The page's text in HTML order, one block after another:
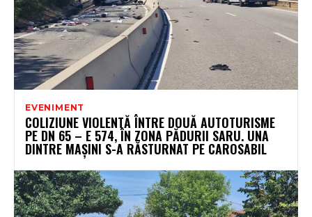
EVENIMENT
COLIZIUNE VIOLENTĂ ÎNTRE DOUĂ AUTOTURISME
PE DN 65 – E 574, ÎN ZONA PĂDURII SARU. UNA
DINTRE MAȘINI S-A RĂSTURNAT PE CAROSABIL